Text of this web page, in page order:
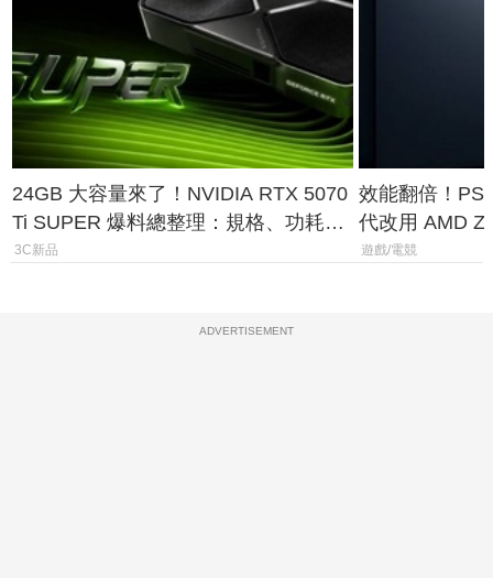
24GB 大容量來了！NVIDIA RTX 5070
Ti SUPER 爆料總整理：規格、功耗、
上市時間
3C新品
效能翻倍！
代改用 AMD
120fps 與全光
遊戲/電競
ADVERTISEMENT